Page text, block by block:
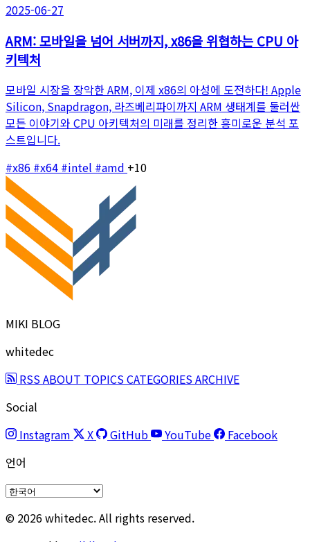
2025-06-27
ARM: 모바일을 넘어 서버까지, x86을 위협하는 CPU 아
키텍처
모바일 시장을 장악한 ARM, 이제 x86의 아성에 도전하다! Apple
Silicon, Snapdragon, 라즈베리파이까지 ARM 생태계를 둘러싼
모든 이야기와 CPU 아키텍처의 미래를 정리한 흥미로운 분석 포
스트입니다.
#x86 #x64 #intel #amd +10
MIKI BLOG
whitedec
RSSABOUT TOPICSCATEGORIESARCHIVE
Social
Instagram
X GitHub YouTube
Facebook
언어
© 2026 whitedec. All rights reserved.